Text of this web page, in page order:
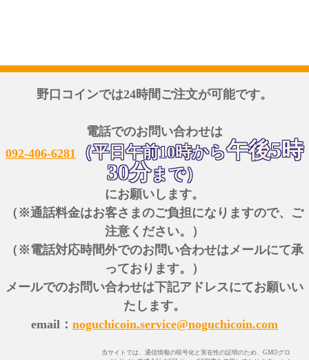
野口コインでは24時間ご注文が可能です。
電話でのお問い合わせは
092-406-6281
（平日午前10時から午後5時
30分まで）
にお願いします。
（※通話料金はお客さまのご負担になりますので、ご
注意ください。）
（※電話対応時間外でのお問い合わせはメールにて承
っております。）
メールでのお問い合わせは下記アドレスにてお願いい
たします。
email： noguchicoin.service@noguchicoin.com
当サイトでは、通信情報の暗号化と実在性の証明のため、GMOグロ